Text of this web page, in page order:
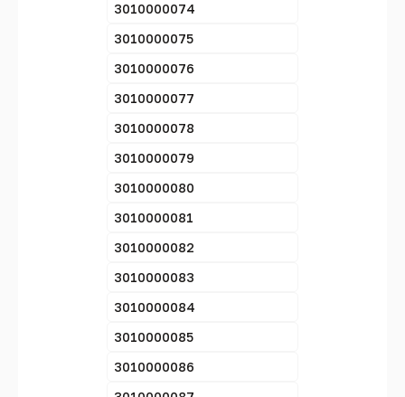
3010000074
3010000075
3010000076
3010000077
3010000078
3010000079
3010000080
3010000081
3010000082
3010000083
3010000084
3010000085
3010000086